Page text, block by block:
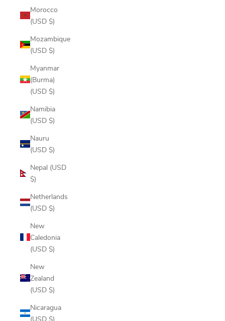
Morocco
(USD $)
Mozambique
(USD $)
Myanmar
(Burma)
(USD $)
Namibia
(USD $)
Nauru
(USD $)
Nepal (USD
$)
Netherlands
(USD $)
New
Caledonia
(USD $)
New
Zealand
(USD $)
Nicaragua
(USD $)